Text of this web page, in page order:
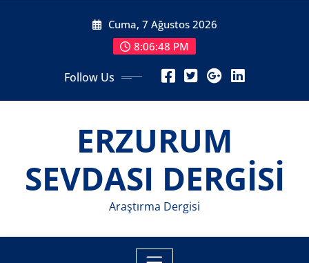
Cuma, 7 Ağustos 2026
8:06:50 PM
Follow Us
ERZURUM
SEVDASI DERGİSİ
Araştırma Dergisi